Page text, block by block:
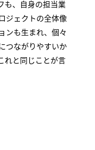
も、自身の担当業
ジェクトの全体像
ンも生まれ、個々
つながりやすいか
れと同じことが言